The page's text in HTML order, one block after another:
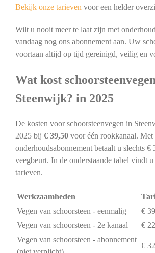
Bekijk onze tarieven voor een helder
Wilt u nooit meer te laat zijn met
vandaag nog ons abonnement aan. Uw
voortaan altijd op tijd gereinigd, veilig en
Wat kost
Steenwijk? in 2025
De kosten voor schoorsteenvegen in
2025 bij € 39,50voor één rookkanaal. Met
onderhoudsabonnement betaalt u slechts €
veegbeurt. In de onderstaande tabel vindt
tarieven.
Werkzaamheden
Vegen van schoorsteen - eenmalig
€
Vegen van schoorsteen - 2e kanaal
€
Vegen van schoorsteen - abonnement
€